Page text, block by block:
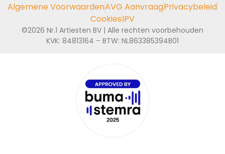
Algemene VoorwaardenAVG AanvraagPrivacybeleid
CookiesIPV
©2026 Nr.1 Artiesten BV | Alle rechten voorbehouden
KVK: 84813164 – BTW: NL863385394B01